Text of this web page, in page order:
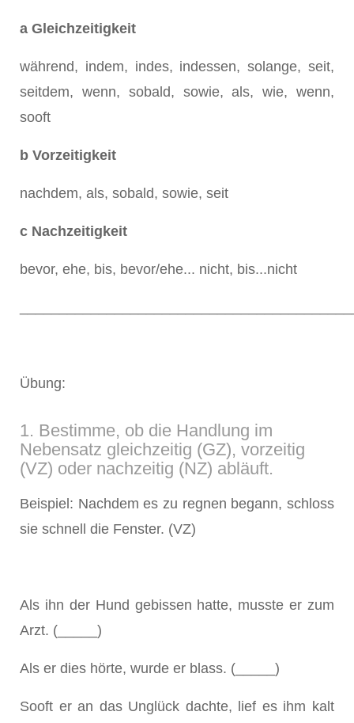
a Gleichzeitigkeit
während, indem, indes, indessen, solange, seit,
seitdem, wenn, sobald, sowie, als, wie, wenn,
sooft
b Vorzeitigkeit
nachdem, als, sobald, sowie, seit
c Nachzeitigkeit
bevor, ehe, bis, bevor/ehe... nicht, bis...nicht
Übung:
1. Bestimme, ob die Handlung im
Nebensatz gleichzeitig (GZ), vorzeitig
(VZ) oder nachzeitig (NZ) abläuft.
Beispiel: Nachdem es zu regnen begann, schloss
sie schnell die Fenster. (VZ)
Als ihn der Hund gebissen hatte, musste er zum
Arzt. (_____)
Als er dies hörte, wurde er blass. (_____)
Sooft er an das Unglück dachte, lief es ihm kalt